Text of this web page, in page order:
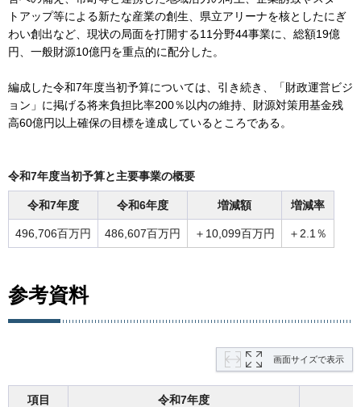
トアップ等による新たな産業の創生、県立アリーナを核としたにぎ
わい創出など、現状の局面を打開する11分野44事業に、総額19億
円、一般財源10億円を重点的に配分した。
編成した令和7年度当初予算については、引き続き、「財政運営ビジ
ョン」に掲げる将来負担比率200％以内の維持、財源対策用基金残
高60億円以上確保の目標を達成しているところである。
令和7年度当初予算と主要事業の概要
令和7年度 令和6年度 増減額 増減率
496,706百万円 486,607百万円 ＋10,099百万円 ＋2.1％
参考資料
画面サイズで表示
項目 令和7年度